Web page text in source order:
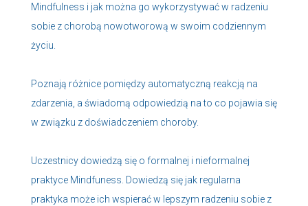
Mindfulness i jak można go wykorzystywać w radzeniu
sobie z chorobą nowotworową w swoim codziennym
życiu.
Poznają różnice pomiędzy automatyczną reakcją na
zdarzenia, a świadomą odpowiedzią na to co pojawia się
w związku z doświadczeniem choroby.
Uczestnicy dowiedzą się o formalnej i nieformalnej
praktyce Mindfuness. Dowiedzą się jak regularna
praktyka może ich wspierać w lepszym radzeniu sobie z